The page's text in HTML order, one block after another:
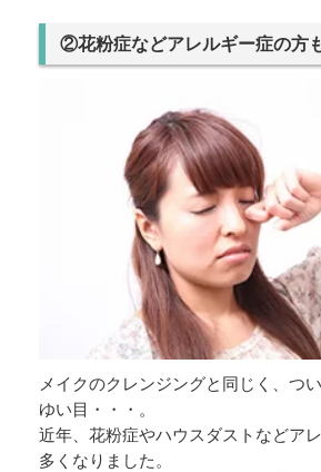
②花粉症などアレルギー症の方
メイクのクレンジングと同じく、つ
ゆい目・・・。
近年、花粉症やハウスダストなどア
多くなりました。